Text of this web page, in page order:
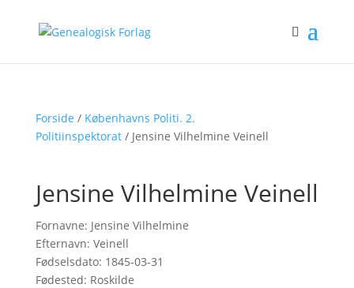
Forside / Københavns Politi. 2.
Politiinspektorat/ Jensine Vilhelmine Veinell
Jensine Vilhelmine Veinell
Fornavne: Jensine Vilhelmine
Efternavn: Veinell
Fødselsdato: 1845-03-31
Fødested: Roskilde